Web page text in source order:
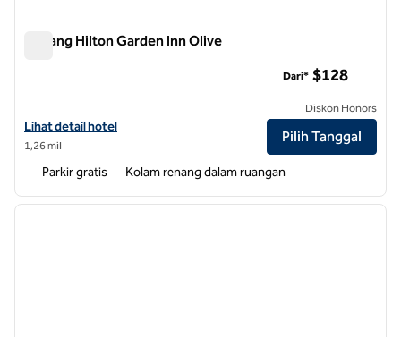
Cabang Hilton Garden Inn Olive
Lihat detail hotel untuk Hilton Garden Inn Olive Branch
Lihat detail hotel
1,26 mil
Dari* $128
Diskon Honors
Pilih Tanggal
Parkir gratis Kolam renang dalam ruangan
1 dari 11